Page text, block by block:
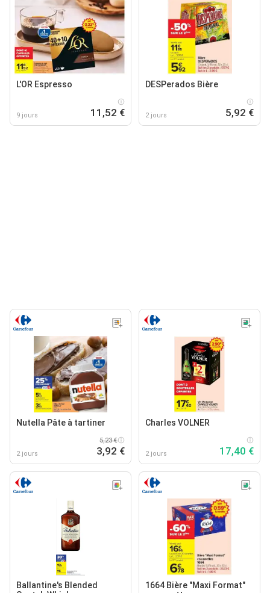
L'OR Espresso
9 jours 11,52 €
DESPerados Bière
2 jours 5,92 €
Nutella Pâte à tartiner
2 jours
5,23 €
3,92 €
Charles VOLNER
2 jours 17,40 €
Ballantine's Blended
1664 Bière "Maxi Format"